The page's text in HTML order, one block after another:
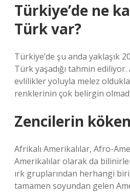
Türkiye’de ne
Türk var?
Türkiye’de şu anda yaklaşık
Türk yaşadığı tahmin
evlilikler yoluyla melez
renklerinin çok belirgin
Zencilerin
Afrikalı Amerikalılar, Afro-
Amerikalılar olarak da
ırk gruplarından herhangi
tamamen soyundan gelen